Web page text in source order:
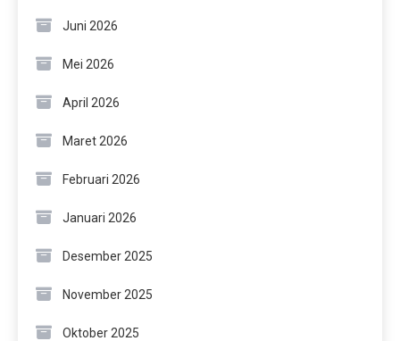
Juni 2026
Mei 2026
April 2026
Maret 2026
Februari 2026
Januari 2026
Desember 2025
November 2025
Oktober 2025